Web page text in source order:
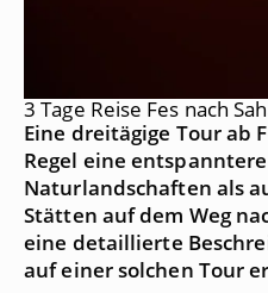
3 Tage Reise Fes nach
Eine dreitägige Tour ab
Regel eine
Naturlandschaften als
Stätten auf dem Weg
eine detaillierte
auf einer solchen Tour